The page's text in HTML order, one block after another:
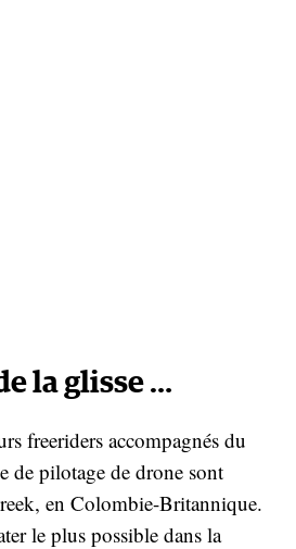
la glisse …
freeriders accompagnés du
de pilotage de drone sont
en Colombie-Britannique.
le plus possible dans la